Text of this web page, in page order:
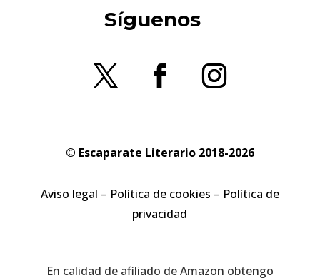
Síguenos
© Escaparate Literario 2018-2026
Aviso legal – Política de cookies – Política de
privacidad
En calidad de afiliado de Amazon obtengo